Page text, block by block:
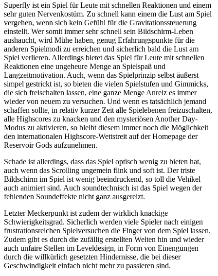
Superfly ist ein Spiel für Leute mit schnellen Reaktionen und einem
sehr guten Nervenkostüm. Zu schnell kann einem die Lust am Spiel
vergehen, wenn sich kein Gefühl für die Gravitationssteuerung
einstellt. Wer somit immer sehr schnell sein Bildschirm-Leben
aushaucht, wird Mühe haben, genug Erfahrungspunkte für die
anderen Spielmodi zu erreichen und sicherlich bald die Lust am
Spiel verlieren. Allerdings bietet das Spiel für Leute mit schnellen
Reaktionen eine ungeheure Menge an Spielspaß und
Langzeitmotivation. Auch, wenn das Spielprinzip selbst äußerst
simpel gestrickt ist, so bieten die vielen Spielstufen und Gimmicks,
die sich freischalten lassen, eine ganze Menge Anreiz es immer
wieder von neuem zu versuchen. Und wenn es tatsächlich jemand
schaffen sollte, in relativ kurzer Zeit alle Spielebenen freizuschalten,
alle Highscores zu knacken und den mysteriösen Another Day-
Modus zu aktivieren, so bleibt diesem immer noch die Möglichkeit
den internationalen Highscore-Wettstreit auf der Homepage der
Reservoir Gods aufzunehmen.
Schade ist allerdings, dass das Spiel optisch wenig zu bieten hat,
auch wenn das Scrolling ungemein flink und soft ist. Der triste
Bildschirm im Spiel ist wenig beeindruckend, so toll die Vehikel
auch animiert sind. Auch soundtechnisch ist das Spiel wegen der
fehlenden Soundeffekte nicht ganz ausgereizt.
Letzter Meckerpunkt ist zudem der wirklich knackige
Schwierigkeitsgrad. Sicherlich werden viele Spieler nach einigen
frustrationsreichen Spielversuchen die Finger von dem Spiel lassen.
Zudem gibt es durch die zufällig erstellten Welten hin und wieder
auch unfaire Stellen im Leveldesign, in Form von Einengungen
durch die willkürlich gesetzten Hindernisse, die bei dieser
Geschwindigkeit einfach nicht mehr zu passieren sind.